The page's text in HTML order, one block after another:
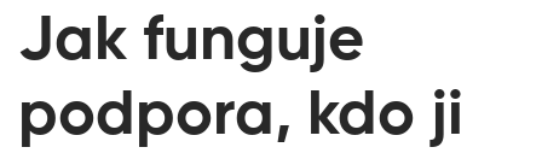
Jak funguje
podpora, kdo ji